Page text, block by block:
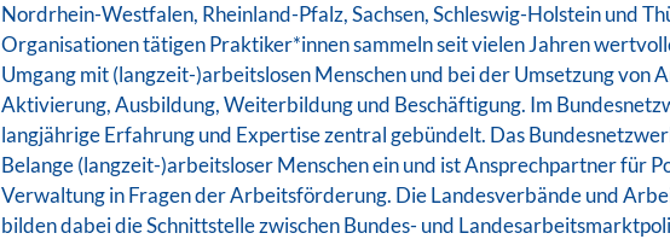
Nordrhein-Westfalen, Rheinland-Pfalz, Sachsen, Schleswig-Holstein und
Organisationen tätigen Praktiker*innen sammeln seit vielen Jahren
Umgang mit (langzeit-)arbeitslosen Menschen und bei der Umsetzung von
Aktivierung, Ausbildung, Weiterbildung und Beschäftigung. Im
langjährige Erfahrung und Expertise zentral gebündelt. Das
Belange (langzeit-)arbeitsloser Menschen ein und ist Ansprechpartner für
Verwaltung in Fragen der Arbeitsförderung. Die Landesverbände und
bilden dabei die Schnittstelle zwischen Bundes- und